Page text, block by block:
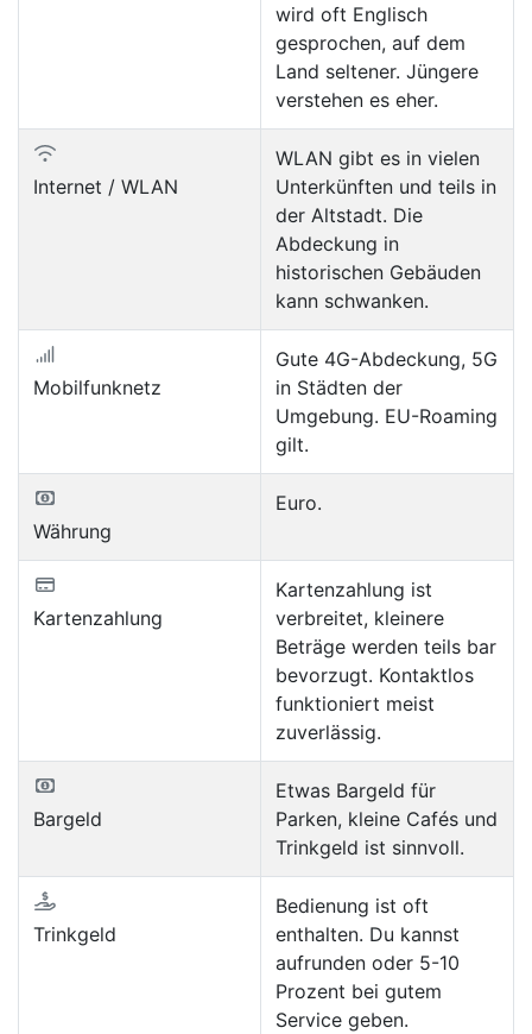
wird oft Englisch
gesprochen, auf dem
Land seltener. Jüngere
verstehen es eher.
Internet / WLAN
WLAN gibt es in vielen
Unterkünften und teils in
der Altstadt. Die
Abdeckung in
historischen Gebäuden
kann schwanken.
Mobilfunknetz
Gute 4G-Abdeckung, 5G
in Städten der
Umgebung. EU-Roaming
gilt.
Währung
Euro.
Kartenzahlung
Kartenzahlung ist
verbreitet, kleinere
Beträge werden teils bar
bevorzugt. Kontaktlos
funktioniert meist
zuverlässig.
Bargeld
Etwas Bargeld für
Parken, kleine Cafés und
Trinkgeld ist sinnvoll.
Trinkgeld
Bedienung ist oft
enthalten. Du kannst
aufrunden oder 5-10
Prozent bei gutem
Service geben.